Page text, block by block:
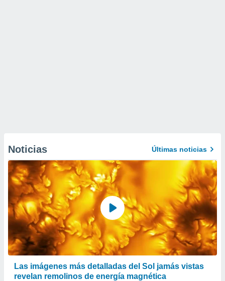
Noticias Últimas noticias
Las imágenes más detalladas del Sol jamás vistas
revelan remolinos de energía magnética